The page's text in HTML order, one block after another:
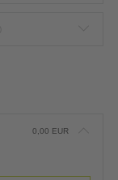
0,00 EUR